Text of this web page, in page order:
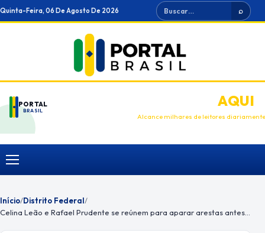
Ir
para
Quinta-Feira, 06 De Agosto De 2026 Buscar ⌕
PORTAL
BRASIL
ANUNCIEAQUI
Alcance milhares de leitores diariamente
Menu
Início/Distrito Federal/